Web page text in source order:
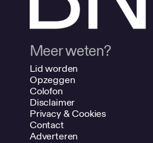
Meer weten?
Lid worden
Opzeggen
Colofon
Disclaimer
Privacy & Cookies
Contact
Adverteren